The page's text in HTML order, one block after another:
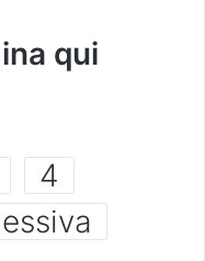
qui
4